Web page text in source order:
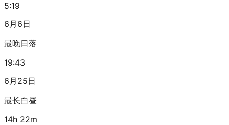
5:19
6月6日
最晚日落
19:43
6月25日
最长白昼
14h 22m